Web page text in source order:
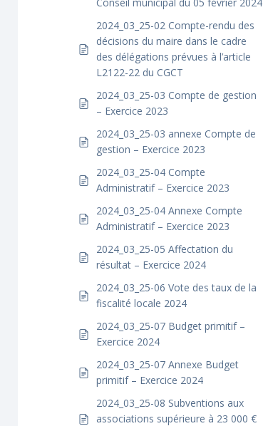
2024_03_25-02 Compte-rendu des
décisions du maire dans le cadre
des délégations prévues à l’article
L2122-22 du CGCT
2024_03_25-03 Compte de gestion
– Exercice 2023
2024_03_25-03 annexe Compte de
gestion – Exercice 2023
2024_03_25-04 Compte
Administratif – Exercice 2023
2024_03_25-04 Annexe Compte
Administratif – Exercice 2023
2024_03_25-05 Affectation du
résultat – Exercice 2024
2024_03_25-06 Vote des taux de la
fiscalité locale 2024
2024_03_25-07 Budget primitif –
Exercice 2024
2024_03_25-07 Annexe Budget
primitif – Exercice 2024
2024_03_25-08 Subventions aux
associations supérieure à 23 000 €